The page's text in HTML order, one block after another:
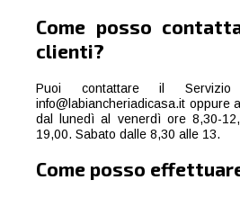
Come posso
clienti?
Puoi contattare il
info@labiancheriadicasa.it oppure
dal lunedì al venerdì ore 8,30-
19,00. Sabato dalle 8,30 alle 13.
Come posso